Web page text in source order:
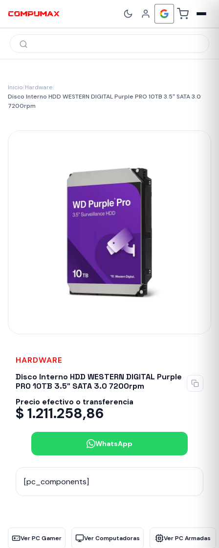
Búsqueda
de
productos
Inicio/Hardware/
Disco Interno HDD WESTERN DIGITAL Purple PRO 10TB 3.5″ SATA 3.0
7200rpm
HARDWARE
Disco Interno HDD WESTERN DIGITAL Purple
PRO 10TB 3.5″ SATA 3.0 7200rpm
Precio efectivo o transferencia
$ 1.211.258,86
WhatsApp
[pc_components]
Ver PC Gamer Ver Computadoras Ver PC Armadas